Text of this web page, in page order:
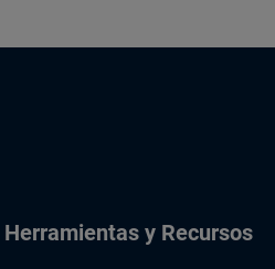
Herramientas y Recursos